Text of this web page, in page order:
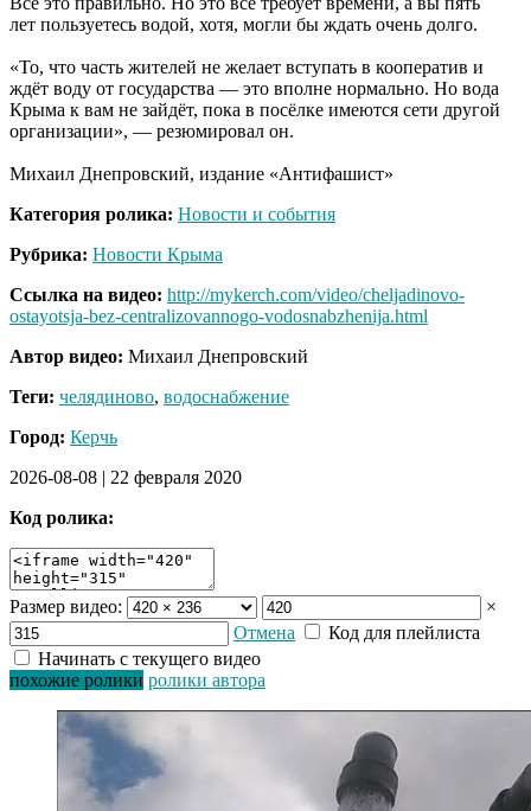
лет пользуетесь водой, хотя, могли бы ждать очень долго.
«То, что часть жителей не желает вступать в кооператив и
ждёт воду от государства — это вполне нормально. Но вода
Крыма к вам не зайдёт, пока в посёлке имеются сети другой
организации», — резюмировал он.
Михаил Днепровский, издание «Антифашист»
Категория ролика: Новости и события
Рубрика: Новости Крыма
Ссылка на видео: http://mykerch.com/video/cheljadinovo-
ostayotsja-bez-centralizovannogo-vodosnabzhenija.html
Автор видео: Михаил Днепровский
Теги: челядиново, водоснабжение
Город: Керчь
2026-08-08 | 22 февраля 2020
Код ролика:
Размер видео:
×
Отмена
Код для плейлиста
Начинать с текущего видео
похожие ролики ролики автора